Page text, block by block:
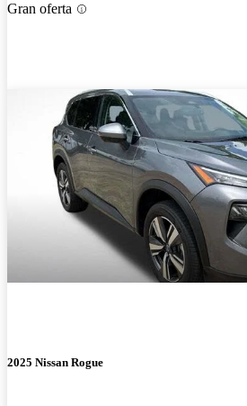
Gran oferta
2025 Nissan Rogue